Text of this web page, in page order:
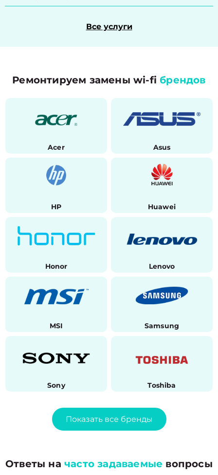
Все услуги
Ремонтируем замены wi-fi брендов
Acer Asus
HP Huawei
Honor Lenovo
MSI Samsung
Sony Toshiba
Показать все бренды
Ответы начасто задаваемые вопросы